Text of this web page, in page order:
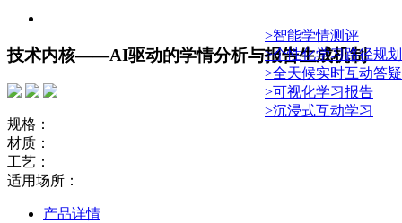
>智能学情测评
>个性化学习路径规划
>全天候实时互动答疑
>可视化学习报告
>沉浸式互动学习
技术内核——AI驱动的学情分析与报告生成机制
规格：
材质：
工艺：
适用场所：
产品详情